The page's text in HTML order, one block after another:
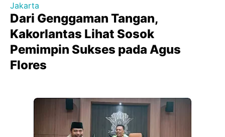
Jakarta
Dari Genggaman Tangan,
Kakorlantas Lihat Sosok
Pemimpin Sukses pada Agus
Flores